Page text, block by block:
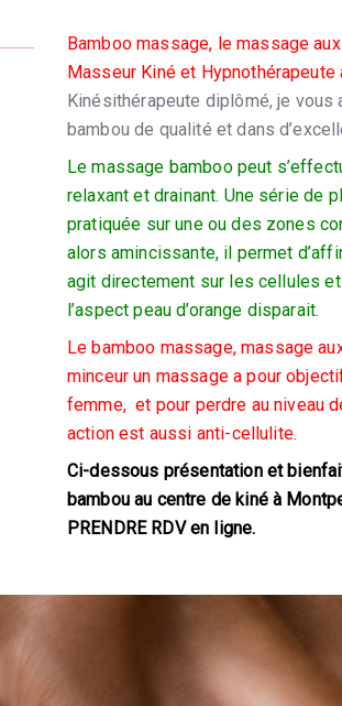
Bamboo massage, le massage
Masseur Kiné et Hypnothérapeute
Kinésithérapeute diplômé, je
bambou de qualité et dans
Le massage bamboo peut
relaxant et drainant. Une série de
pratiquée sur une ou des zones
alors amincissante, il permet
agit directement sur les cellules
l’aspect peau d’orange disparait.
Le bamboo massage, massage
minceur un massage a pour
femme, et pour perdre au niveau
action est aussi anti-cellulite.
Ci-dessous présentation et
bambouau centre de kiné à
PRENDRE RDV en ligne.